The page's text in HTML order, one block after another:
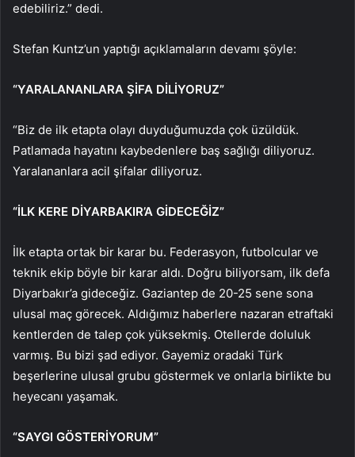
edebiliriz.” dedi.
Stefan Kuntz’un yaptığı açıklamaların devamı şöyle:
“YARALANANLARA ŞİFA DİLİYORUZ”
“Biz de ilk etapta olayı duyduğumuzda çok üzüldük.
Patlamada hayatını kaybedenlere baş sağlığı diliyoruz.
Yaralananlara acil şifalar diliyoruz.
“İLK KERE DİYARBAKIR’A GİDECEĞİZ”
İlk etapta ortak bir karar bu. Federasyon, futbolcular ve
teknik ekip böyle bir karar aldı. Doğru biliyorsam, ilk defa
Diyarbakır’a gideceğiz. Gaziantep de 20-25 sene sona
ulusal maç görecek. Aldığımız haberlere nazaran etraftaki
kentlerden de talep çok yüksekmiş. Otellerde doluluk
varmış. Bu bizi şad ediyor. Gayemiz oradaki Türk
beşerlerine ulusal grubu göstermek ve onlarla birlikte bu
heyecanı yaşamak.
“SAYGI GÖSTERİYORUM”